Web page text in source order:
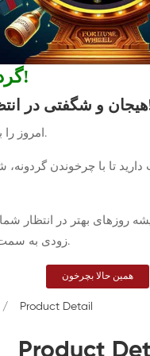
گردونه شانس!
شماست!
امروز را با شانس آغاز کن.
تا با چرخوندن
روزهای بهتر در انتظار
زودی به سمت شما خواهد آمد.
همین حالا بچرخون
Product
Product Detail